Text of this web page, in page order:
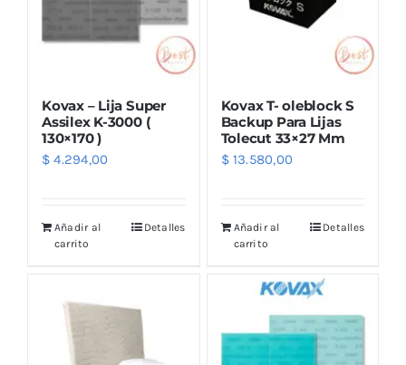
Kovax – Lija Super
Assilex K-3000 (
130×170 )
$ 4.294,00
Añadir al
carrito
Detalles
Kovax T- oleblock S
Backup Para Lijas
Tolecut 33×27 Mm
$13.580,00
Añadir al
carrito
Detalles